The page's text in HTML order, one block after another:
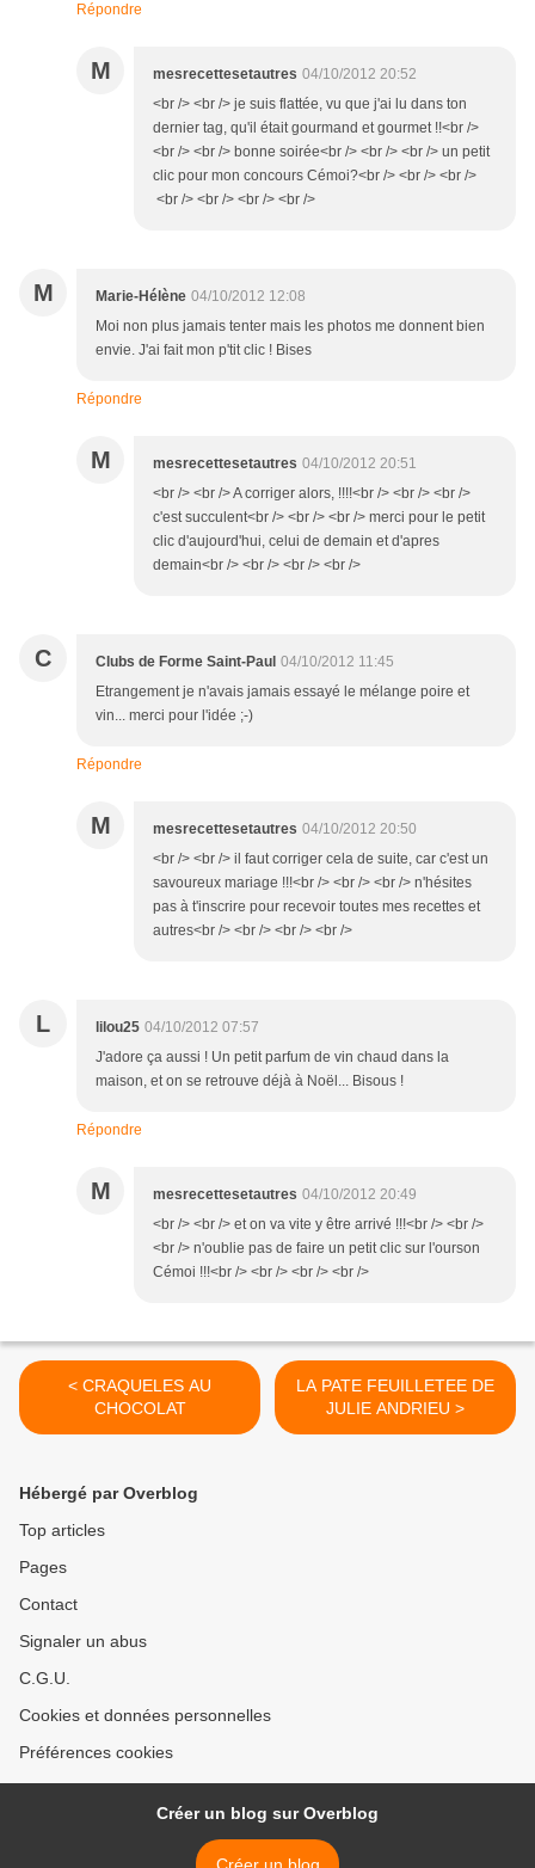
Répondre
M mesrecettesetautres 04/10/2012 20:52
<br /> <br /> je suis flattée, vu que j'ai lu dans ton
dernier tag, qu'il était gourmand et gourmet !!<br />
<br /> <br /> bonne soirée<br /> <br /> <br /> un petit
clic pour mon concours Cémoi?<br /> <br /> <br />
<br /> <br /> <br /> <br />
M Marie-Hélène 04/10/2012 12:08
Moi non plus jamais tenter mais les photos me donnent bien
envie. J'ai fait mon p'tit clic ! Bises
Répondre
M mesrecettesetautres 04/10/2012 20:51
<br /> <br /> A corriger alors, !!!!<br /> <br /> <br />
c'est succulent<br /> <br /> <br /> merci pour le petit
clic d'aujourd'hui, celui de demain et d'apres
demain<br /> <br /> <br /> <br />
C Clubs de Forme Saint-Paul 04/10/2012 11:45
Etrangement je n'avais jamais essayé le mélange poire et
vin... merci pour l'idée ;-)
Répondre
M mesrecettesetautres 04/10/2012 20:50
<br /> <br /> il faut corriger cela de suite, car c'est un
savoureux mariage !!!<br /> <br /> <br /> n'hésites
pas à t'inscrire pour recevoir toutes mes recettes et
autres<br /> <br /> <br /> <br />
L lilou25 04/10/2012 07:57
J'adore ça aussi ! Un petit parfum de vin chaud dans la
maison, et on se retrouve déjà à Noël... Bisous !
Répondre
M mesrecettesetautres 04/10/2012 20:49
<br /> <br /> et on va vite y être arrivé !!!<br /> <br />
<br /> n'oublie pas de faire un petit clic sur l'ourson
Cémoi !!!<br /> <br /> <br /> <br />
< CRAQUELES AU
CHOCOLAT
LA PATE FEUILLETEE DE
JULIE ANDRIEU >
Hébergé par Overblog
Top articles
Pages
Contact
Signaler un abus
C.G.U.
Cookies et données personnelles
Préférences cookies
Créer un blog sur Overblog